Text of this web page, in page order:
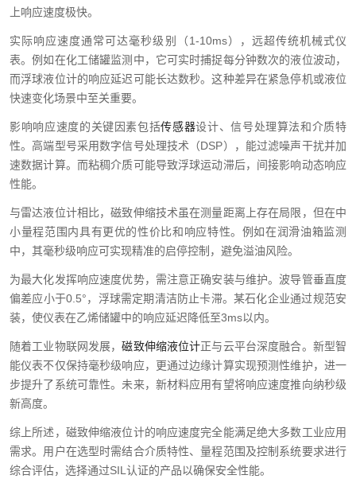
上响应速度极快。
实际响应速度通常可达毫秒级别（1-10ms），远超传统机械式仪
表。例如在化工储罐监测中，它可实时捕捉每分钟数次的液位波动，
而浮球液位计的响应延迟可能长达数秒。这种差异在紧急停机或液位
快速变化场景中至关重要。
影响响应速度的关键因素包括传感器设计、信号处理算法和介质特
性。高端型号采用数字信号处理技术（DSP），能过滤噪声干扰并加
速数据计算。而粘稠介质可能导致浮球运动滞后，间接影响动态响应
性能。
与雷达液位计相比，磁致伸缩技术虽在测量距离上存在局限，但在中
小量程范围内具有更优的性价比和响应特性。例如在润滑油箱监测
中，其毫秒级响应可实现精准的启停控制，避免溢油风险。
为最大化发挥响应速度优势，需注意正确安装与维护。波导管垂直度
偏差应小于0.5°，浮球需定期清洁防止卡滞。某石化企业通过规范安
装，使仪表在乙烯储罐中的响应延迟降低至3ms以内。
随着工业物联网发展，磁致伸缩液位计正与云平台深度融合。新型智
能仪表不仅保持毫秒级响应，更通过边缘计算实现预测性维护，进一
步提升了系统可靠性。未来，新材料应用有望将响应速度推向纳秒级
新高度。
综上所述，磁致伸缩液位计的响应速度完全能满足绝大多数工业应用
需求。用户在选型时需结合介质特性、量程范围及控制系统要求进行
综合评估，选择通过SIL认证的产品以确保安全性能。